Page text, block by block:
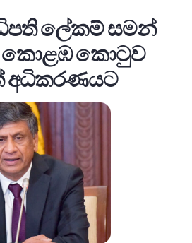
ලේකම් සමන්
කොළඹ කොටුව
අධිකරණයට